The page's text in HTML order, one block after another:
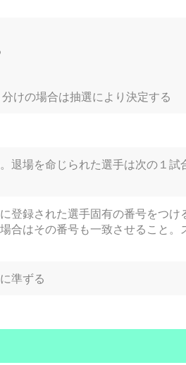
けの場合は抽選により決定する
退場を命じられた選手は次の１試
登録された選手固有の番号をつけ
合はその番号も一致させること。
準ずる